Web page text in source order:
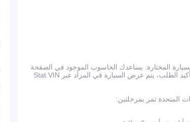
المختارة. يساعدك الحاسوب الموجود في الصفحة
على حساب جميع التكاليف الإضافية مسبقًا. بعد تأكيد الطلب، يتم عرض السيارة في المزاد عبر Stat.VIN
المتحدة تمر بمرحلتين: